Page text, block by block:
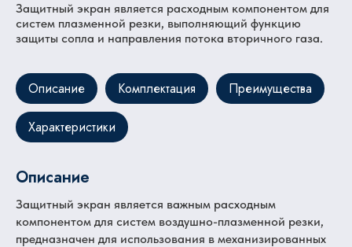
Защитный экран является расходным компонентом для
систем плазменной резки, выполняющий функцию
защиты сопла и направления потока вторичного газа.
Описание Комплектация Преимущества
Характеристики
Описание
Защитный экран является важным расходным
компонентом для систем воздушно-плазменной резки,
предназначен для использования в механизированных